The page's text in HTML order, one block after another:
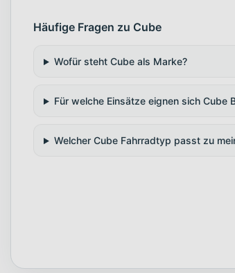
Häufige Fragen zu Cube
Wofür steht Cube als Marke?
Für welche Einsätze eignen sich Cube
Welcher Cube Fahrradtyp passt zu